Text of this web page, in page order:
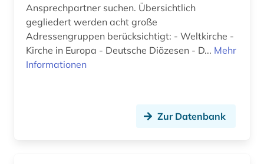
entscheidung (1)
entwicklungspolitik (1)
Ansprechpartner suchen. Übersichtlich
gegliedert werden acht große
Adressengruppen berücksichtigt: - Weltkirche -
Kirche in Europa - Deutsche Diözesen - D... Mehr
Informationen
Zur Datenbank